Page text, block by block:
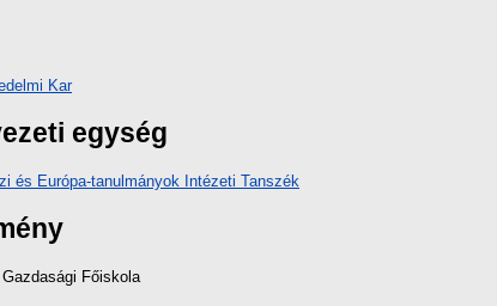
Kar
egység
és Európa-tanulmányok Intézeti Tanszék
Főiskola